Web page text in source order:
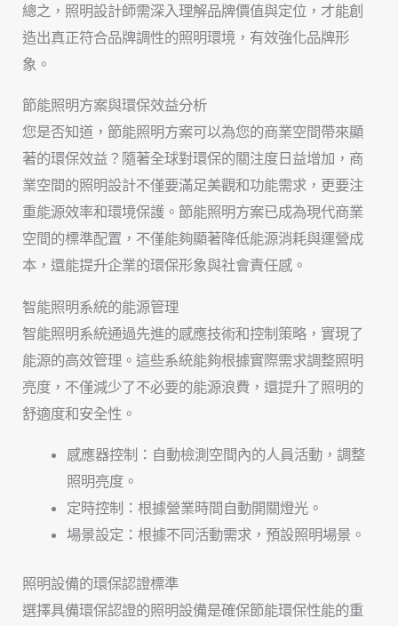
總之，照明設計師需深入理解品牌價值與定位，才能創
造出真正符合品牌調性的照明環境，有效強化品牌形
象。
節能照明方案與環保效益分析
您是否知道，節能照明方案可以為您的商業空間帶來顯
著的環保效益？隨著全球對環保的關注度日益增加，商
業空間的照明設計不僅要滿足美觀和功能需求，更要注
重能源效率和環境保護。節能照明方案已成為現代商業
空間的標準配置，不僅能夠顯著降低能源消耗與運營成
本，還能提升企業的環保形象與社會責任感。
智能照明系統的能源管理
智能照明系統通過先進的感應技術和控制策略，實現了
能源的高效管理。這些系統能夠根據實際需求調整照明
亮度，不僅減少了不必要的能源浪費，還提升了照明的
舒適度和安全性。
感應器控制：自動檢測空間內的人員活動，調整
照明亮度。
定時控制：根據營業時間自動開關燈光。
場景設定：根據不同活動需求，預設照明場景。
照明設備的環保認證標準
選擇具備環保認證的照明設備是確保節能環保性能的重